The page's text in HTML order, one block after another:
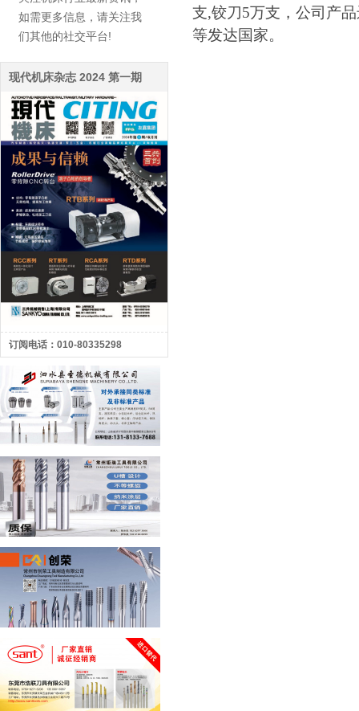
如需更多信息，请关注我
们其他的社交平台!
现代机床杂志 2024 第一期
订阅电话：010-80335298
支,铰刀5万支，公司产
等发达国家。